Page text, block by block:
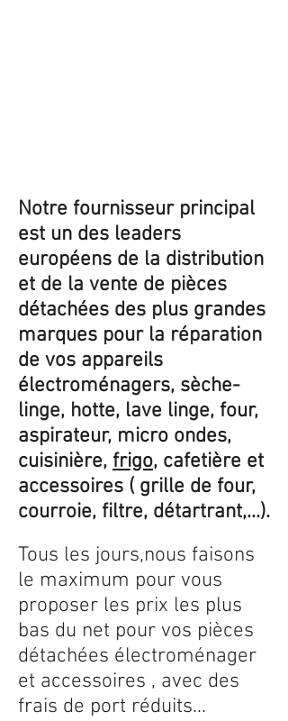
Notre fournisseur principal
est un des leaders
européens de la distribution
et de la vente de pièces
détachées des plus grandes
marques pour la réparation
de vos appareils
électroménagers, sèche-
linge, hotte, lave linge, four,
aspirateur, micro ondes,
cuisinière, frigo, cafetière et
accessoires ( grille de four,
courroie, filtre, détartrant,...).
Tous les jours,nous faisons
le maximum pour vous
proposer les prix les plus
bas du net pour vos pièces
détachées électroménager
et accessoires , avec des
frais de port réduits...